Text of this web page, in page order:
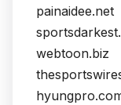
painaidee.net
webtoon.biz